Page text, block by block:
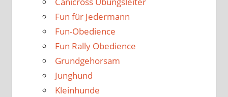
Fun für Jedermann
Fun-Obedience
Fun Rally Obedience
Grundgehorsam
Junghund
Kleinhunde